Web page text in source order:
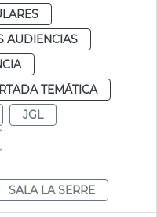
AUDIENCIAS
TEMÁTICA
JGL
SALA LA SERRE